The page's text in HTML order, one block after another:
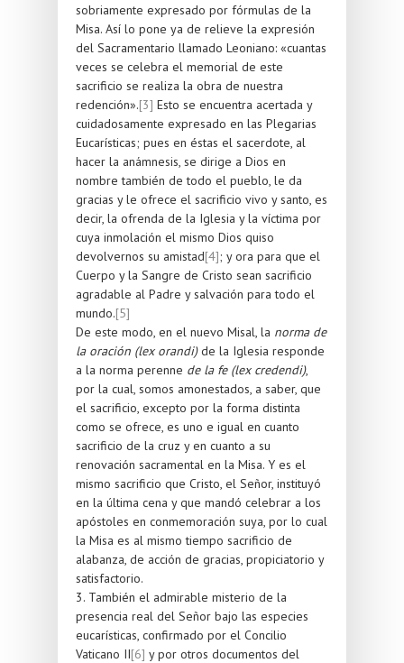
sobriamente expresado por fórmulas de la
Misa. Así lo pone ya de relieve la expresión
del Sacramentario llamado Leoniano: «cuantas
veces se celebra el memorial de este
sacrificio se realiza la obra de nuestra
redención».[3] Esto se encuentra acertada y
cuidadosamente expresado en las Plegarias
Eucarísticas; pues en éstas el sacerdote, al
hacer la anámnesis, se dirige a Dios en
nombre también de todo el pueblo, le da
gracias y le ofrece el sacrificio vivo y santo, es
decir, la ofrenda de la Iglesia y la víctima por
cuya inmolación el mismo Dios quiso
devolvernos su amistad[4]; y ora para que el
Cuerpo y la Sangre de Cristo sean sacrificio
agradable al Padre y salvación para todo el
mundo.[5]
De este modo, en el nuevo Misal, la norma de
la oración (lex orandi)de la Iglesia responde
a la norma perenne de la fe (lex credendi),
por la cual, somos amonestados, a saber, que
el sacrificio, excepto por la forma distinta
como se ofrece, es uno e igual en cuanto
sacrificio de la cruz y en cuanto a su
renovación sacramental en la Misa. Y es el
mismo sacrificio que Cristo, el Señor, instituyó
en la última cena y que mandó celebrar a los
apóstoles en conmemoración suya, por lo cual
la Misa es al mismo tiempo sacrificio de
alabanza, de acción de gracias, propiciatorio y
satisfactorio.
3. También el admirable misterio de la
presencia real del Señor bajo las especies
eucarísticas, confirmado por el Concilio
Vaticano II[6] y por otros documentos del